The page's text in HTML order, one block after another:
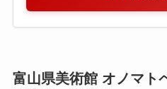
富山県美術館 オノマト